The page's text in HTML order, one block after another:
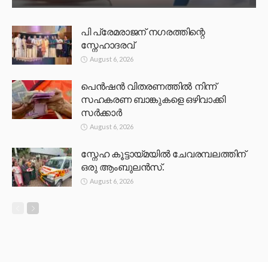
പി പ്രേമരാജന് നഗരത്തിന്റെ
സ്നേഹാദരവ്
August 6, 2026
പെൻഷൻ വിതരണത്തിൽ നിന്ന്
സഹകരണ ബാങ്കുകളെ ഒഴിവാക്കി
സർക്കാർ
August 6, 2026
സ്നേഹ കൂട്ടായ്മയിൽ ചേവരമ്പലത്തിന്
ഒരു ആംബുലൻസ്.
August 6, 2026